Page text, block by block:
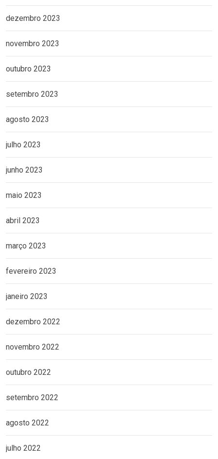
dezembro 2023
novembro 2023
outubro 2023
setembro 2023
agosto 2023
julho 2023
junho 2023
maio 2023
abril 2023
março 2023
fevereiro 2023
janeiro 2023
dezembro 2022
novembro 2022
outubro 2022
setembro 2022
agosto 2022
julho 2022